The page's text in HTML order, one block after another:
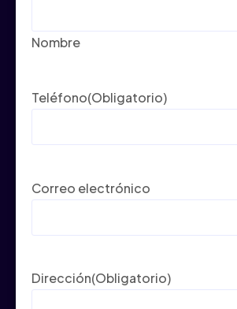
Nombre
Teléfono(Obligatorio)
Correo electrónico
Dirección(Obligatorio)